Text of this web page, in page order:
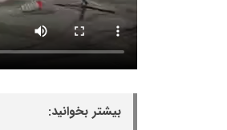
بیشتر بخوانید: